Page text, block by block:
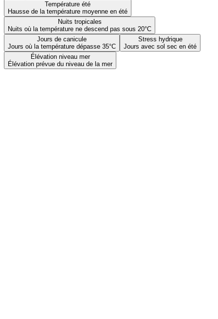
Température été
Hausse de la température moyenne en été
Nuits tropicales
Nuits où la température ne descend pas sous 20°C
Jours de canicule
Jours où la température dépasse 35°C
Stress hydrique
Jours avec sol sec en été
Élévation niveau mer
Élévation prévue du niveau de la mer